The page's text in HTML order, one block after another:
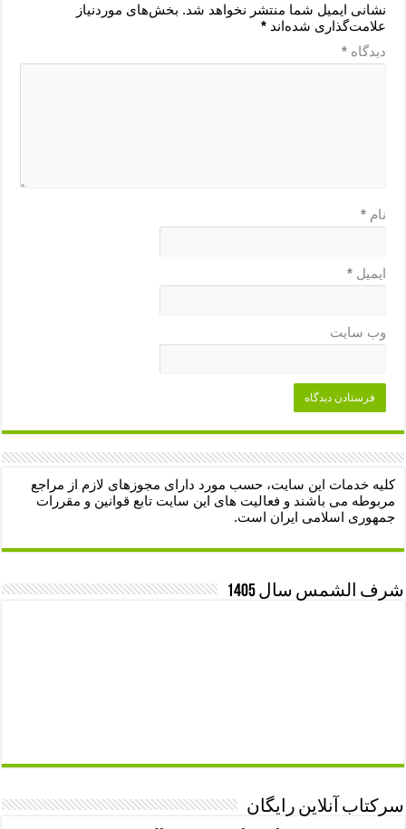
نشانی ایمیل شما منتشر نخواهد شد. بخش‌های موردنیاز
علامت‌گذاری شده‌اند*
دیدگاه*
نام*
ایمیل*
وب‌ سایت
کلیه خدمات این سایت، حسب مورد دارای مجوزهای لازم از مراجع
مربوطه می باشند و فعالیت های این سایت تابع قوانین و مقررات
جمهوری اسلامی ایران است.
شرف الشمس سال 1405
سرکتاب آنلاین رایگان